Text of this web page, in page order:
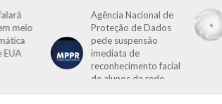
meio
EUA
Agência Nacional de
Proteção de Dados
pede suspensão
imediata de
reconhecimento facial
de alunos da rede